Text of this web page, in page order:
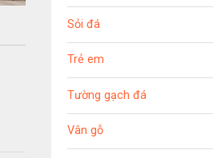
Sỏi đá
Trẻ em
Tường gạch đá
Vân gỗ